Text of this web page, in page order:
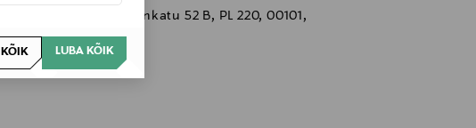
LUBA KÕIK
Oyj, Aleksanterinkatu 52 B, PL 220, 00101,
asiakaspalvelu